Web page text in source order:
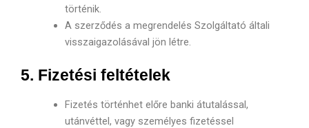
történik.
A szerződés a megrendelés Szolgáltató általi
visszaigazolásával jön létre.
5. Fizetési feltételek
Fizetés történhet előre banki átutalással,
utánvéttel, vagy személyes fizetéssel